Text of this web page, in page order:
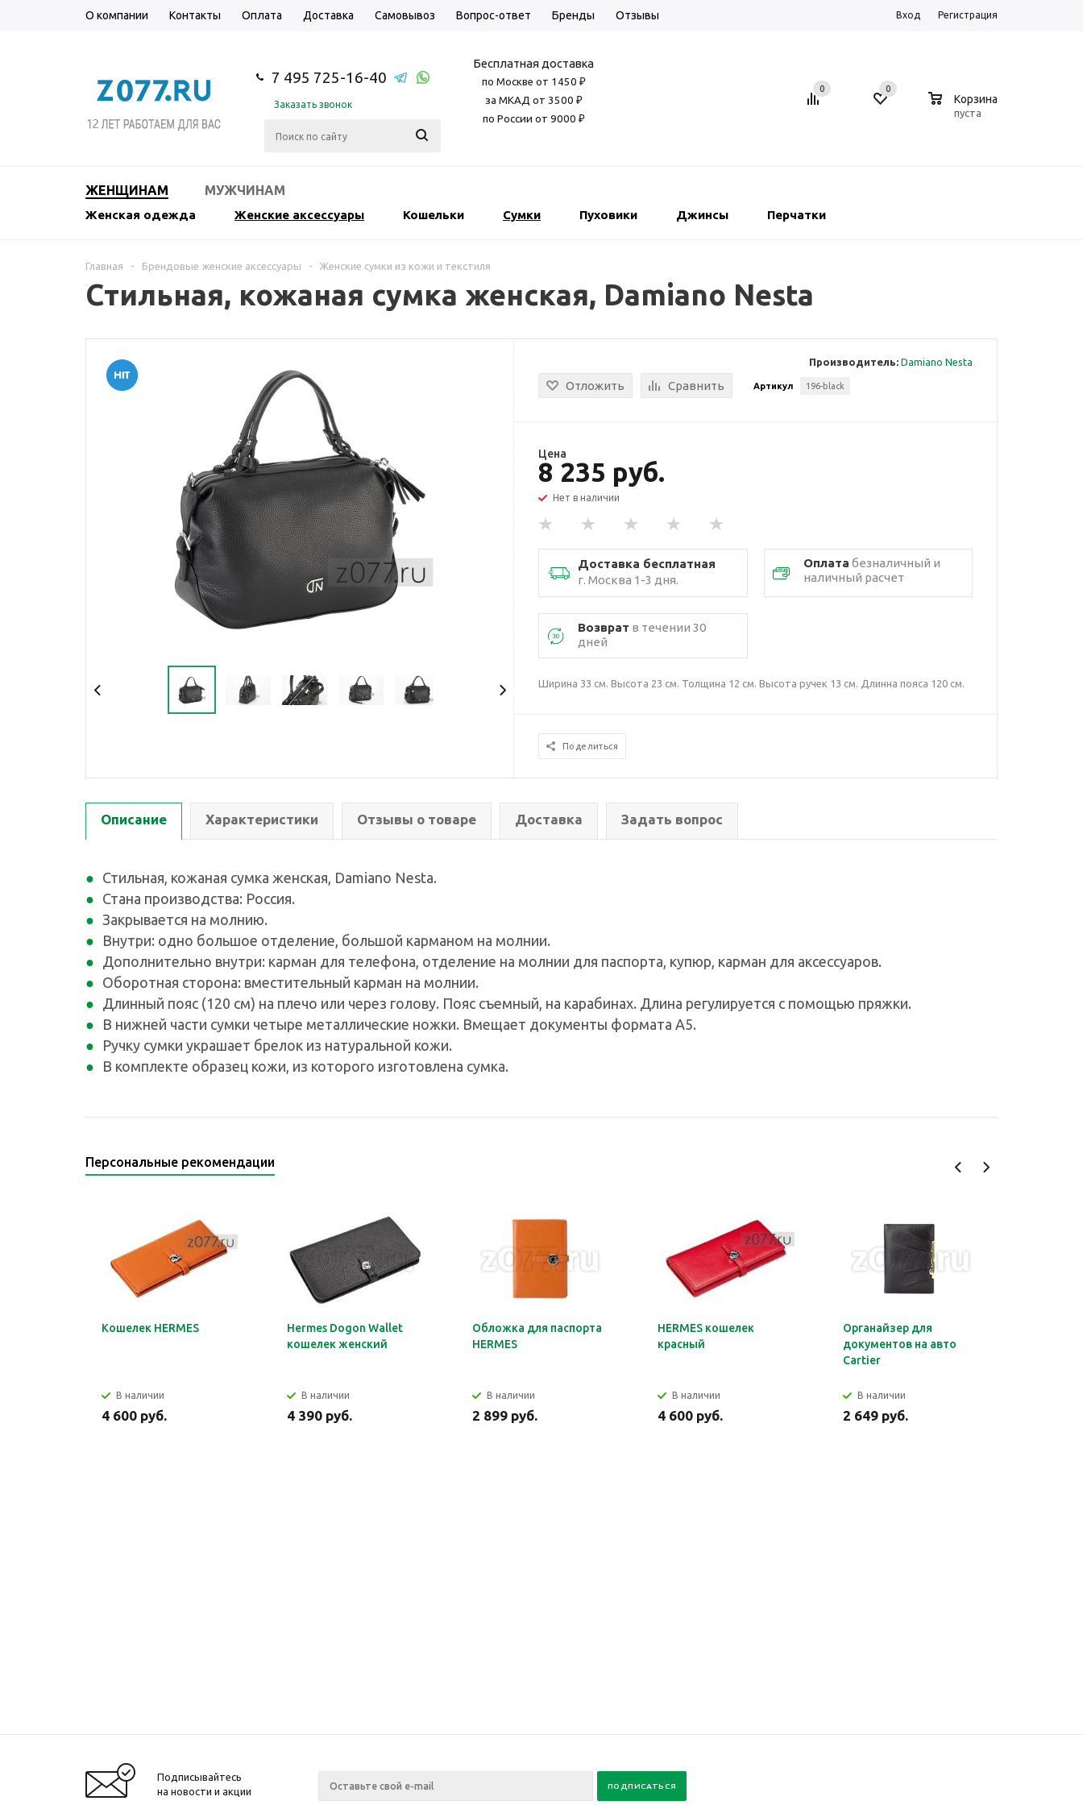
О компании Контакты Оплата Доставка Самовывоз Вопрос-ответ Бренды Отзывы Вход Регистрация
7 495 725-16-40
Заказать звонок
Бесплатная доставка
по Москве от 1450 ₽
за МКАД от 3500 ₽
по России от 9000 ₽
0 0
Корзина
пуста
ЖЕНЩИНАМ МУЖЧИНАМ
Женская одежда Женские аксессуары Кошельки Сумки Пуховики Джинсы Перчатки
Главная - Брендовые женские аксессуары - Женские сумки из кожи и текстиля
Стильная, кожаная сумка женская, Damiano Nesta
Производитель: Damiano Nesta
Отложить Сравнить Артикул 196-black
Цена
8 235 руб.
Нет в наличии
Доставка бесплатная
г. Москва 1-3 дня.
Оплата безналичный и
наличный расчет
Возврат в течении 30
дней
Ширина 33 см. Высота 23 см. Толщина 12 см. Высота ручек 13 см. Длинна пояса 120 см.
Поделиться
Описание Характеристики Отзывы о товаре Доставка Задать вопрос
Стильная, кожаная сумка женская, Damiano Nesta.
Стана производства: Россия.
Закрывается на молнию.
Внутри: одно большое отделение, большой карманом на молнии.
Дополнительно внутри: карман для телефона, отделение на молнии для паспорта, купюр, карман для аксессуаров.
Оборотная сторона: вместительный карман на молнии.
Длинный пояс (120 см) на плечо или через голову. Пояс съемный, на карабинах. Длина регулируется с помощью пряжки.
В нижней части сумки четыре металлические ножки. Вмещает документы формата А5.
Ручку сумки украшает брелок из натуральной кожи.
В комплекте образец кожи, из которого изготовлена сумка.
Персональные рекомендации
Кошелек HERMES
В наличии
4 600 руб.
Hermes Dogon Wallet
кошелек женский
В наличии
4 390 руб.
Обложка для паспорта
HERMES
В наличии
2 899 руб.
HERMES кошелек
красный
В наличии
4 600 руб.
Органайзер для
документов на авто
Cartier
В наличии
2 649 руб.
Подписывайтесь
на новости и акции